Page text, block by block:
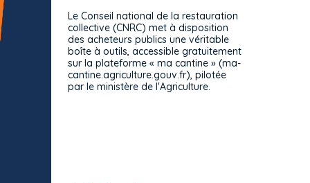
Le Conseil national de la restauration
collective (CNRC) met à disposition
des acheteurs publics une véritable
boîte à outils, accessible gratuitement
sur la plateforme « ma cantine » (ma-
cantine.agriculture.gouv.fr), pilotée
par le ministère de l'Agriculture.